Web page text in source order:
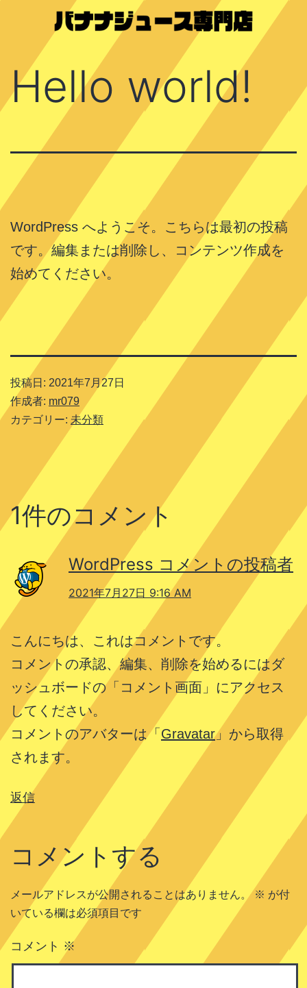
ツ
ス
ッ
プ
が
り
ナ
地
公
サ
イ
ト
Hello world!
WordPress へようこそ。こちらは最初の投稿
です。編集または削除し、コンテンツ作成を
始めてください。
投稿日: 2021年7月27日
作成者: mr079
カテゴリー: 未分類
1件のコメント
WordPress コメントの投稿者
2021年7月27日 9:16 AM
こんにちは、これはコメントです。
コメントの承認、編集、削除を始めるにはダ
ッシュボードの「コメント画面」にアクセス
してください。
コメントのアバターは「 Gravatar」から取得
されます。
返信
コメントする
メールアドレスが公開されることはありません。 ※ が付
いている欄は必須項目です
コメント ※